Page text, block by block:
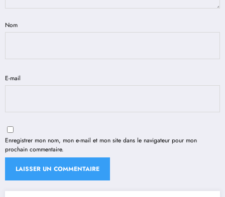
Nom
E-mail
Enregistrer mon nom, mon e-mail et mon site dans le navigateur pour mon
prochain commentaire.